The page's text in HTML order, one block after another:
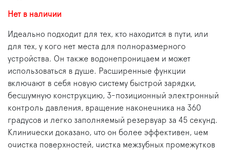
Нет в наличии
Идеально подходит для тех, кто находится в пути, или
для тех, у кого нет места для полноразмерного
устройства. Он также водонепроницаем и может
использоваться в душе. Расширенные функции
включают в себя новую систему быстрой зарядки,
бесшумную конструкцию, 3-позиционный электронный
контроль давления, вращение наконечника на 360
градусов и легко заполняемый резервуар за 45 секунд.
Клинически доказано, что он более эффективен, чем
очистка поверхностей, чистка межзубных промежутков